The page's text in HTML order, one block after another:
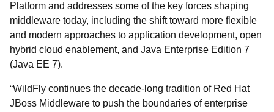
Platform and addresses some of the key forces shaping
middleware today, including the shift toward more flexible
and modern approaches to application development, open
hybrid cloud enablement, and Java Enterprise Edition 7
(Java EE 7).
“WildFly continues the decade-long tradition of Red Hat
JBoss Middleware to push the boundaries of enterprise